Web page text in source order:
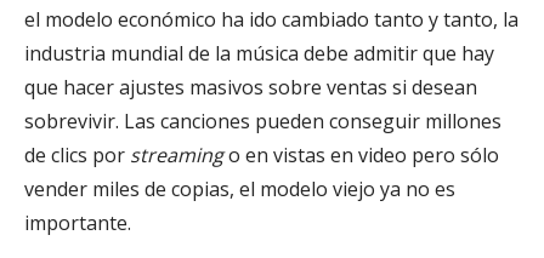
el modelo económico ha ido cambiado tanto y tanto, la
industria mundial de la música debe admitir que hay
que hacer ajustes masivos sobre ventas si desean
sobrevivir. Las canciones pueden conseguir millones
de clics por streamingo en vistas en video pero sólo
vender miles de copias, el modelo viejo ya no es
importante.